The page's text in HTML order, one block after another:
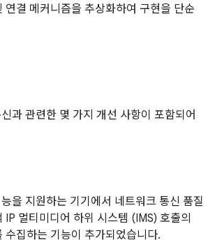
연결 메커니즘을 추상화하여 구현을 단순
과 관련한 몇 가지 개선 사항이 포함되어
을 지원하는 기기에서 네트워크 통신 품질
IP 멀티미디어 하위 시스템 (IMS) 호출의
수집하는 기능이 추가되었습니다.